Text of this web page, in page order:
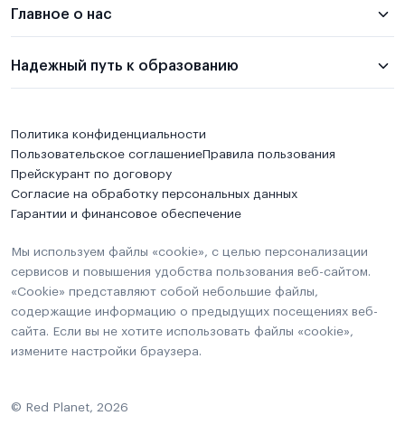
Главное о нас
Надежный путь к образованию
Политика конфиденциальности
Пользовательское соглашениеПравила пользования
Прейскурант по договору
Согласие на обработку персональных данных
Гарантии и финансовое обеспечение
Мы используем файлы «cookie», с целью персонализации
сервисов и повышения удобства пользования веб-сайтом.
«Cookie» представляют собой небольшие файлы,
содержащие информацию о предыдущих посещениях веб-
сайта. Если вы не хотите использовать файлы «cookie»,
измените настройки браузера.
© Red Planet, 2026